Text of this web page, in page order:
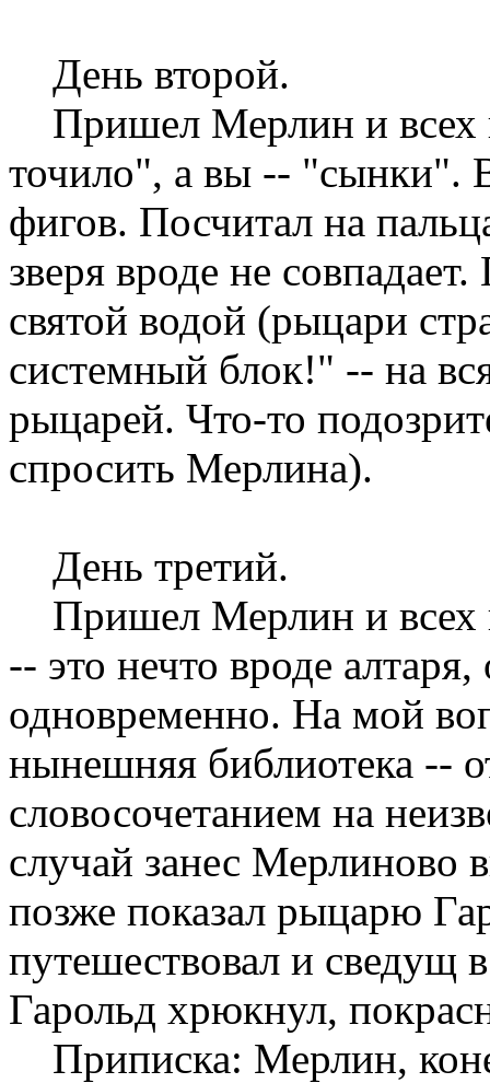
День второй.
Пришел Мерлин и всех
точило", а вы -- "сынки".
фигов. Посчитал на
зверя вроде не
святой водой (рыцари
системный блок!" -- на
рыцарей. Что-то
спросить Мерлина).
День третий.
Пришел Мерлин и всех
-- это нечто вроде
одновременно. Hа мой
нынешняя библиотека --
словосочетанием на
случай занес Мерлиново
позже показал рыцарю
путешествовал и сведущ
Гарольд хрюкнул,
Приписка: Мерлин,